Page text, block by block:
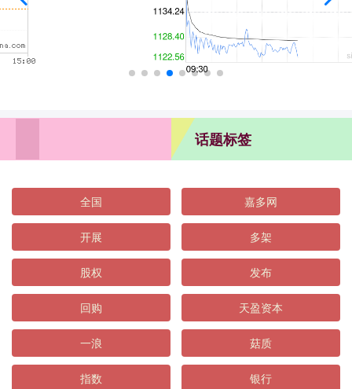
话题标签
全国 嘉多网
开展 多架
股权 发布
回购 天盈资本
一浪 菇质
指数 银行